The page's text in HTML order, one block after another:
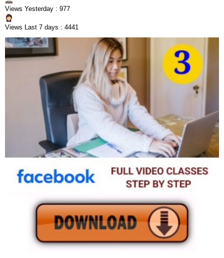
Views Yesterday : 977
Views Last 7 days : 4441